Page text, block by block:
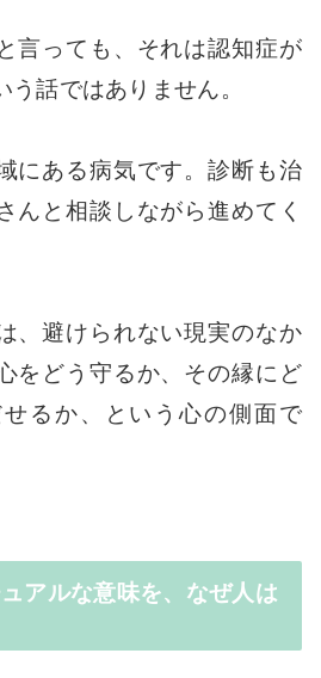
言っても、それは認知症が
話ではありません。
にある病気です。診断も治
んと相談しながら進めてく
、避けられない現実のなか
をどう守るか、その縁にど
るか、という心の側面で
アルな意味を、なぜ人は